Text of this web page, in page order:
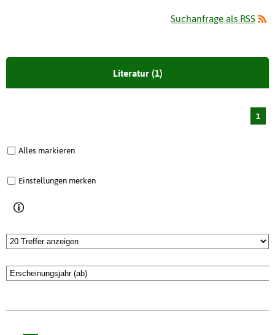
Suchanfrage als RSS
Literatur (1)
1
Alles markieren
Einstellungen merken